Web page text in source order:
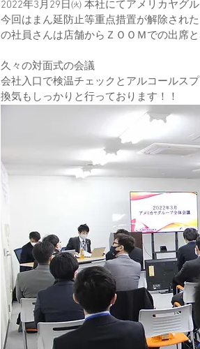
2022年3月29日㈫ 本社にてアメリカヤグ
今回はまん延防止等重点措置が解除され
の社員さんは店舗からＺＯＯＭでの出席と
久々の対面式の会議
会社入口で検温チェックとアルコールス
換気もしっかりと行っております！！